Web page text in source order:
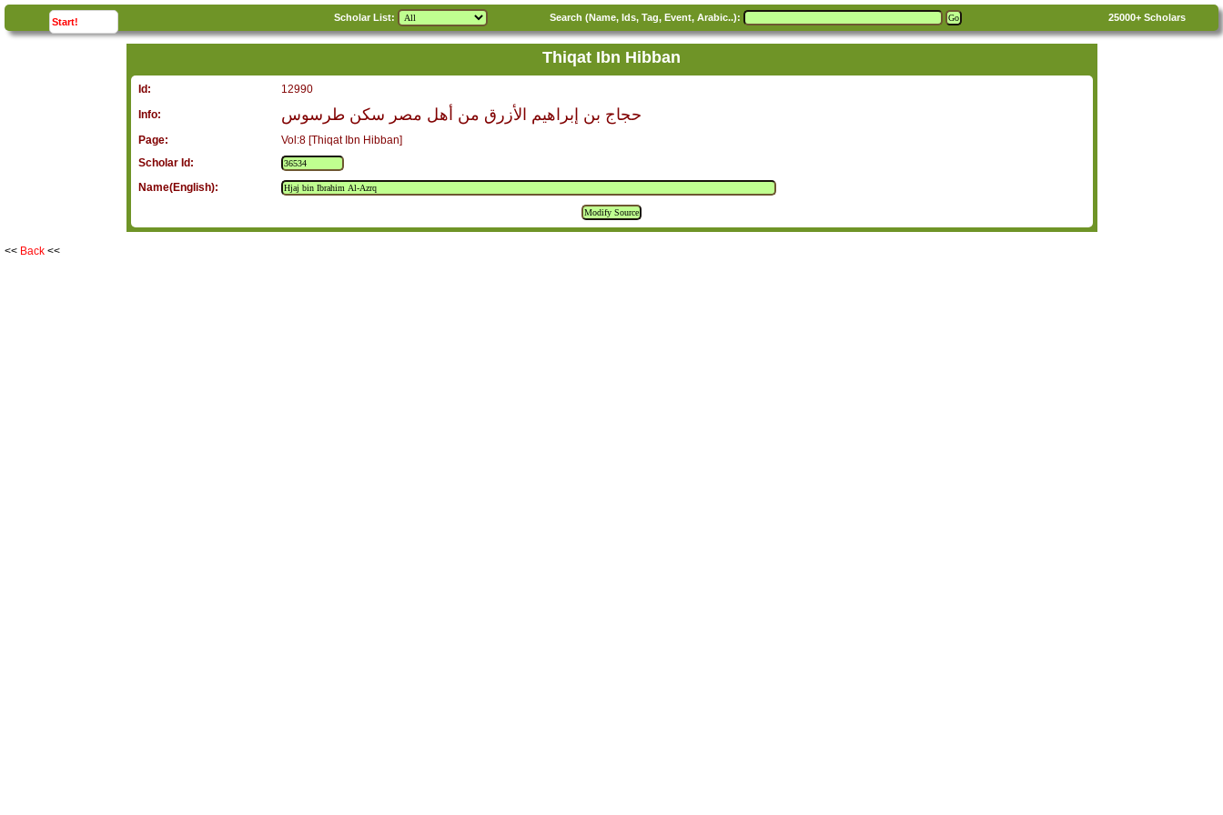
Start!click to Scholar List: Search (Name, Ids, Tag, Event, Arabic..): 25000+ Scholars
Thiqat Ibn Hibban
Id:
12990
Info:
حجاج بن إبراهيم الأزرق من أهل مصر سكن طرسوس
Page:
Vol:8 [Thiqat Ibn Hibban]
Scholar Id:
Name(English):
<< Back <<